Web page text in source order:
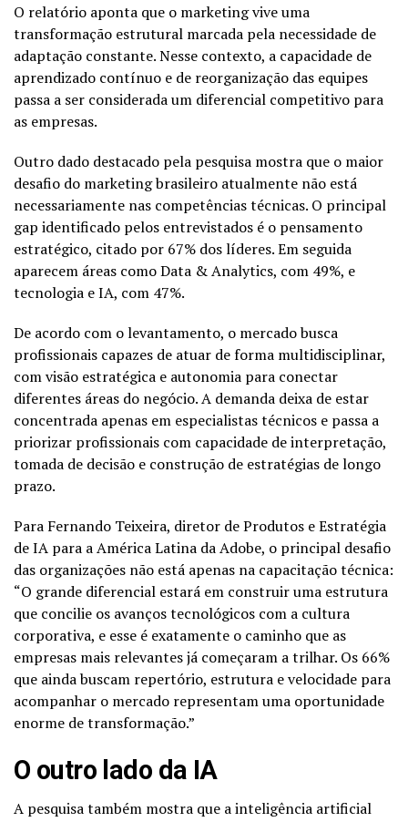
O relatório aponta que o marketing vive uma
transformação estrutural marcada pela necessidade de
adaptação constante. Nesse contexto, a capacidade de
aprendizado contínuo e de reorganização das equipes
passa a ser considerada um diferencial competitivo para
as empresas.
Outro dado destacado pela pesquisa mostra que o maior
desafio do marketing brasileiro atualmente não está
necessariamente nas competências técnicas. O principal
gap identificado pelos entrevistados é o pensamento
estratégico, citado por 67% dos líderes. Em seguida
aparecem áreas como Data & Analytics, com 49%, e
tecnologia e IA, com 47%.
De acordo com o levantamento, o mercado busca
profissionais capazes de atuar de forma multidisciplinar,
com visão estratégica e autonomia para conectar
diferentes áreas do negócio. A demanda deixa de estar
concentrada apenas em especialistas técnicos e passa a
priorizar profissionais com capacidade de interpretação,
tomada de decisão e construção de estratégias de longo
prazo.
Para Fernando Teixeira, diretor de Produtos e Estratégia
de IA para a América Latina da Adobe, o principal desafio
das organizações não está apenas na capacitação técnica:
“O grande diferencial estará em construir uma estrutura
que concilie os avanços tecnológicos com a cultura
corporativa, e esse é exatamente o caminho que as
empresas mais relevantes já começaram a trilhar. Os 66%
que ainda buscam repertório, estrutura e velocidade para
acompanhar o mercado representam uma oportunidade
enorme de transformação.”
O outro lado da IA
A pesquisa também mostra que a inteligência artificial